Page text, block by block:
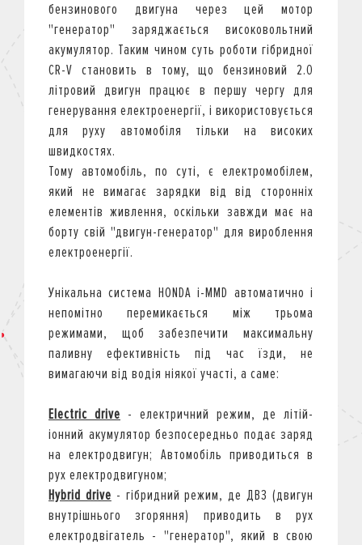
бензинового двигуна через цей мотор
"генератор" заряджається високовольтний
акумулятор. Таким чином суть роботи гібридної
CR-V становить в тому, що бензиновий 2.0
літровий двигун працює в першу чергу для
генерування електроенергії, і використовується
для руху автомобіля тільки на високих
швидкостях.
Тому автомобіль, по суті, є електромобілем,
який не вимагає зарядки від від сторонніх
елементів живлення, оскільки завжди має на
борту свій "двигун-генератор" для вироблення
електроенергії.
Унікальна система HONDA i-MMD автоматично і
непомітно перемикається між трьома
режимами, щоб забезпечити максимальну
паливну ефективність під час їзди, не
вимагаючи від водія ніякої участі, а саме:
Electric drive - електричний режим, де літій-
іонний акумулятор безпосередньо подає заряд
на електродвигун; Автомобіль приводиться в
рух електродвигуном;
Hybrid drive - гібридний режим, де ДВЗ (двигун
внутрішнього згоряння) приводить в рух
електродвігатель - "генератор", який в свою